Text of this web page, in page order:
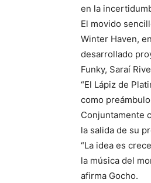
en la
El movido
Winter Haven,
desarrollado
Funky, Saraí
“El Lápiz de
como
Conjuntamente
la salida de su
“La idea es
la música del
afirma Gocho.